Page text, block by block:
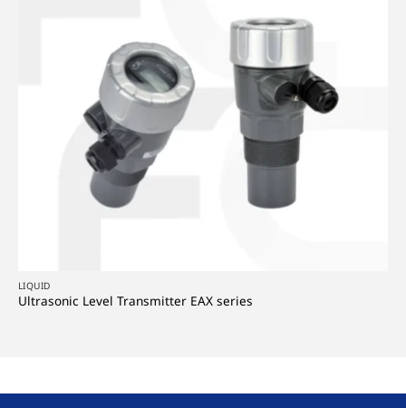
LIQUID
Ultrasonic Level Transmitter EAX series